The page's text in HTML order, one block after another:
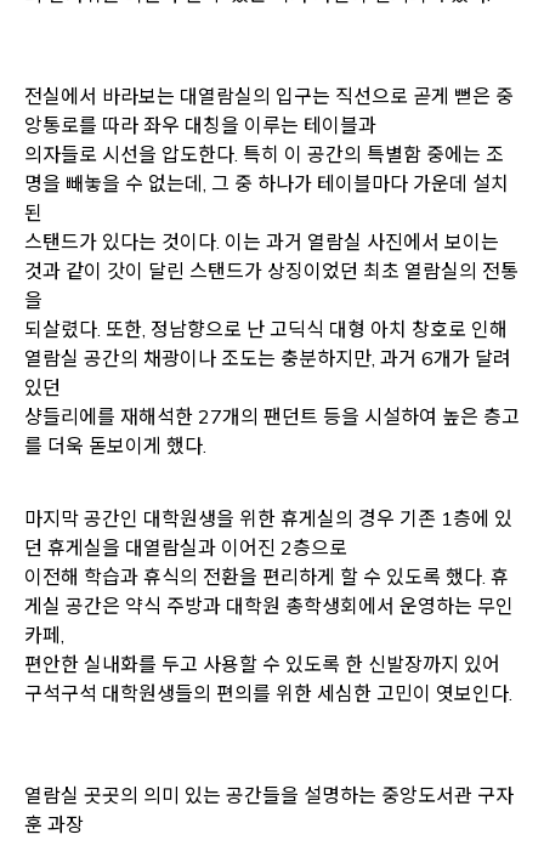
전실에서 바라보는 대열람실의 입구는 직선으로 곧게 뻗은 중
앙통로를 따라 좌우 대칭을 이루는 테이블과
의자들로 시선을 압도한다. 특히 이 공간의 특별함 중에는 조
명을 빼놓을 수 없는데, 그 중 하나가 테이블마다 가운데 설치
된
스탠드가 있다는 것이다. 이는 과거 열람실 사진에서 보이는
것과 같이 갓이 달린 스탠드가 상징이었던 최초 열람실의 전통
을
되살렸다. 또한, 정남향으로 난 고딕식 대형 아치 창호로 인해
열람실 공간의 채광이나 조도는 충분하지만, 과거 6개가 달려
있던
샹들리에를 재해석한 27개의 팬던트 등을 시설하여 높은 층고
를 더욱 돋보이게 했다.
마지막 공간인 대학원생을 위한 휴게실의 경우 기존 1층에 있
던 휴게실을 대열람실과 이어진 2층으로
이전해 학습과 휴식의 전환을 편리하게 할 수 있도록 했다. 휴
게실 공간은 약식 주방과 대학원 총학생회에서 운영하는 무인
카페,
편안한 실내화를 두고 사용할 수 있도록 한 신발장까지 있어
구석구석 대학원생들의 편의를 위한 세심한 고민이 엿보인다.
열람실 곳곳의 의미 있는 공간들을 설명하는 중앙도서관 구자
훈 과장